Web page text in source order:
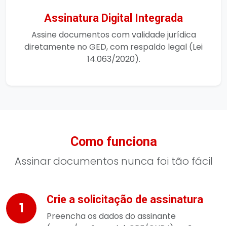
Assinatura Digital Integrada
Assine documentos com validade jurídica
diretamente no GED, com respaldo legal (Lei
14.063/2020).
Como funciona
Assinar documentos nunca foi tão fácil
1
Crie a solicitação de assinatura
Preencha os dados do assinante